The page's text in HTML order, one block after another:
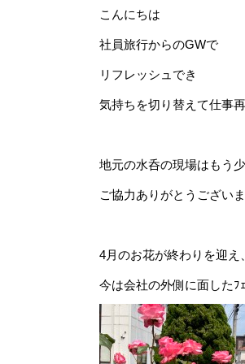
こんにちは
社員旅行からのGWで
リフレッシュでき
気持ちを切り替えて仕事
地元の水呑の現場はもう
ご協力ありがとうございま
4月のお花が終わりを迎え、
今は会社の外側に面した